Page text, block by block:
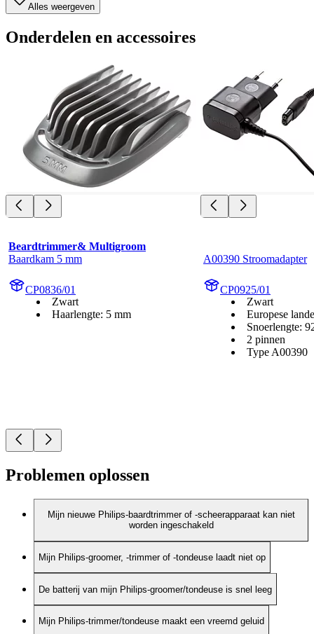
Alles weergeven
Onderdelen en accessoires
Beardtrimmer& Multigroom
Baardkam 5 mm
CP0836/01
Zwart
Haarlengte: 5 mm
A00390 Stroomadapter
CP0925/01
Zwart
Europese
Snoerlengte:
2 pinnen
Type A00390
Problemen oplossen
Mijn nieuwe Philips-baardtrimmer of -scheerapparaat kan niet
worden ingeschakeld
Mijn Philips-groomer, -trimmer of -tondeuse laadt niet op
De batterij van mijn Philips-groomer/tondeuse is snel leeg
Mijn Philips-trimmer/tondeuse maakt een vreemd geluid